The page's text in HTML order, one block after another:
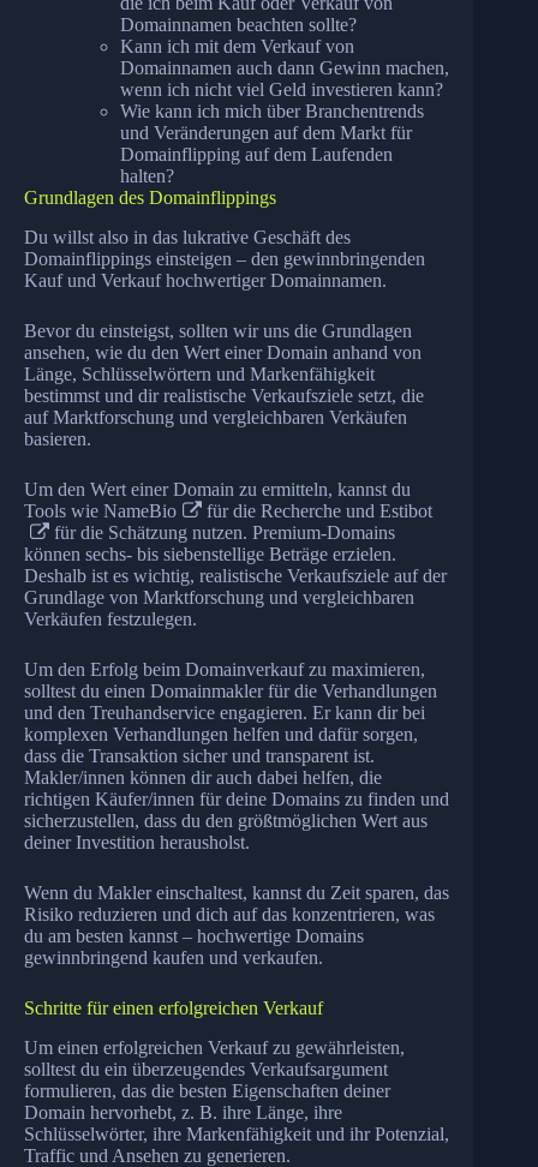
Domainnamen beachten sollte?
Kann ich mit dem Verkauf von
Domainnamen auch dann Gewinn machen,
wenn ich nicht viel Geld investieren kann?
Wie kann ich mich über Branchentrends
und Veränderungen auf dem Markt für
Domainflipping auf dem Laufenden
halten?
Grundlagen des Domainflippings
Du willst also in das lukrative Geschäft des
Domainflippings einsteigen – den gewinnbringenden
Kauf und Verkauf hochwertiger Domainnamen.
Bevor du einsteigst, sollten wir uns die Grundlagen
ansehen, wie du den Wert einer Domain anhand von
Länge, Schlüsselwörtern und Markenfähigkeit
bestimmst und dir realistische Verkaufsziele setzt, die
auf Marktforschung und vergleichbaren Verkäufen
basieren.
Um den Wert einer Domain zu ermitteln, kannst du
Tools wie NameBio für die Recherche und Estibot
für die Schätzung nutzen. Premium-Domains
können sechs- bis siebenstellige Beträge erzielen.
Deshalb ist es wichtig, realistische Verkaufsziele auf der
Grundlage von Marktforschung und vergleichbaren
Verkäufen festzulegen.
Um den Erfolg beim Domainverkauf zu maximieren,
solltest du einen Domainmakler für die Verhandlungen
und den Treuhandservice engagieren. Er kann dir bei
komplexen Verhandlungen helfen und dafür sorgen,
dass die Transaktion sicher und transparent ist.
Makler/innen können dir auch dabei helfen, die
richtigen Käufer/innen für deine Domains zu finden und
sicherzustellen, dass du den größtmöglichen Wert aus
deiner Investition herausholst.
Wenn du Makler einschaltest, kannst du Zeit sparen, das
Risiko reduzieren und dich auf das konzentrieren, was
du am besten kannst – hochwertige Domains
gewinnbringend kaufen und verkaufen.
Schritte für einen erfolgreichen Verkauf
Um einen erfolgreichen Verkauf zu gewährleisten,
solltest du ein überzeugendes Verkaufsargument
formulieren, das die besten Eigenschaften deiner
Domain hervorhebt, z. B. ihre Länge, ihre
Schlüsselwörter, ihre Markenfähigkeit und ihr Potenzial,
Traffic und Ansehen zu generieren.